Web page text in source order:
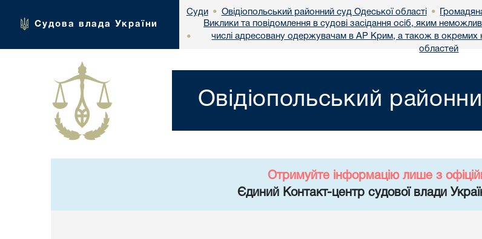
Судова влада України
Суди • Овідіопольський районний суд Одеської області •
•
Виклики та повідомлення в судові засідання осіб, яким
числі адресовану одержувачам в АР Крим, а також в окремих
областей
Овідіопольський
Отримуйте інформацію лише з
Єдиний Контакт-центр судової влади